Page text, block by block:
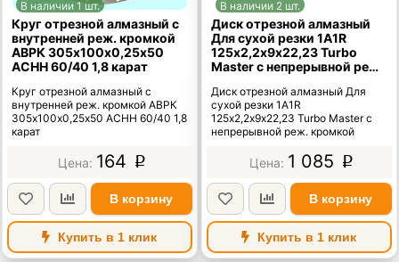
В наличии 1 шт.
Круг отрезной алмазный с
внутренней реж. кромкой
АВРК 305х100х0,25х50
АСНН 60/40 1,8 карат
Круг отрезной алмазный с
внутренней реж. кромкой АВРК
305х100х0,25х50 АСНН 60/40 1,8
карат
164 p
В корзину
Купить в 1 клик
В наличии 2 шт.
Диск отрезной алмазный
Для сухой резки 1A1R
125х2,2х9х22,23 Turbo
Master с непрерывной реж.
Диск отрезной алмазный Для
сухой резки 1A1R
125х2,2х9х22,23 Turbo Master с
непрерывной реж. кромкой
1 085 p
В корзину
Купить в 1 клик